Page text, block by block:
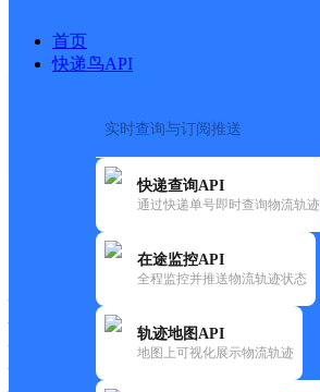
首页
快递鸟API
实时查询与订阅推送
快递查询API
通过快递单号即时查询物流轨迹
在途监控API
全程监控并推送物流轨迹状态
轨迹地图API
地图上可视化展示物流轨迹
快递大全 > 快递网点
快递大全 快运大全